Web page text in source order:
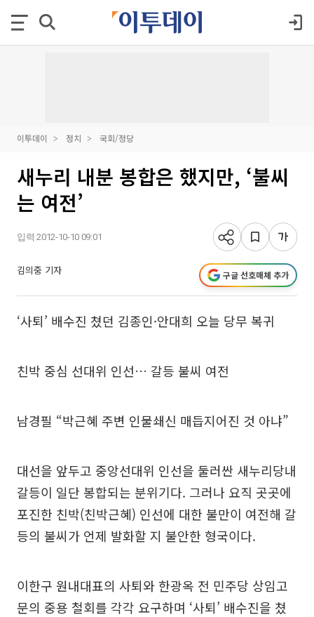
이투데이 정치 국회/정당
새누리 내분 봉합은 했지만, ‘불씨
는 여전’
입력 2012-10-10 09:01
김의중 기자 구글 선호매체 추가
‘사퇴’ 배수진 쳤던 김종인·안대희 오늘 당무 복귀
친박 중심 선대위 인선… 갈등 불씨 여전
남경필 “박근혜 주변 인물쇄신 매듭지어진 것 아냐”
대선을 앞두고 중앙선대위 인선을 둘러싼 새누리당내
갈등이 일단 봉합되는 분위기다. 그러나 요직 곳곳에
포진한 친박(친박근혜) 인선에 대한 불만이 여전해 갈
등의 불씨가 언제 발화할 지 불안한 형국이다.
이한구 원내대표의 사퇴와 한광옥 전 민주당 상임고
문의 중용 철회를 각각 요구하며 ‘사퇴’ 배수진을 쳤